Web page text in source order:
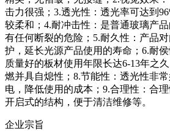
击力很强；3.透光性：透光率可达到
较柔和；4.耐冲击性：是普通玻璃产
有任何断裂的危险；5.耐久性：产品
护，延长光源产品使用的寿命；6.耐
质量好的板材使用年限长达6-13年之
燃并具自熄性；8.节能性：透光性非
电，降低使用的成本；9.合理性：合
开启式的结构，便于清洁维修等。
企业宗旨